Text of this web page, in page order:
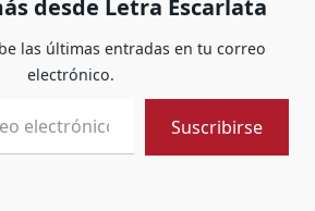
desde Letra Escarlata
las últimas entradas en tu correo
electrónico.
Suscribirse